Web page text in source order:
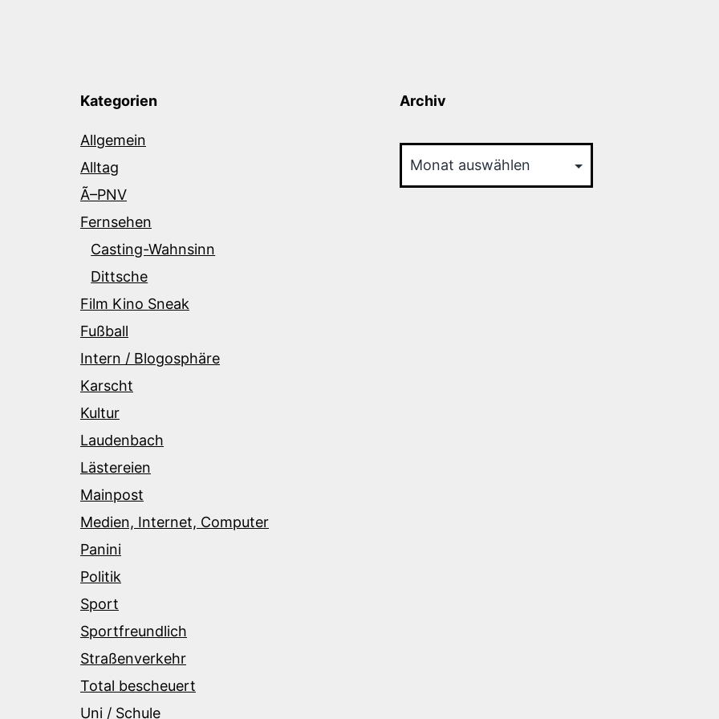
Kategorien
Allgemein
Alltag
Ã–PNV
Fernsehen
Casting-Wahnsinn
Dittsche
Film Kino Sneak
Fußball
Intern / Blogosphäre
Karscht
Kultur
Laudenbach
Lästereien
Mainpost
Medien, Internet, Computer
Panini
Politik
Sport
Sportfreundlich
Straßenverkehr
Total bescheuert
Uni / Schule
Archiv